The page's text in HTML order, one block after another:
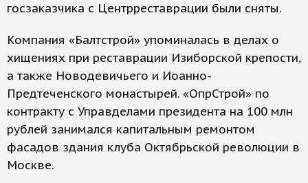
госзаказчика с Центрреставрации были сняты.
Компания «Балтстрой» упоминалась в делах о
хищениях при реставрации Изиборской крепости,
а также Новодевичьего и Иоанно-
Предтеченского монастырей. «ОпрСтрой» по
контракту с Управделами президента на 100 млн
рублей занимался капитальным ремонтом
фасадов здания клуба Октябрьской революции в
Москве.